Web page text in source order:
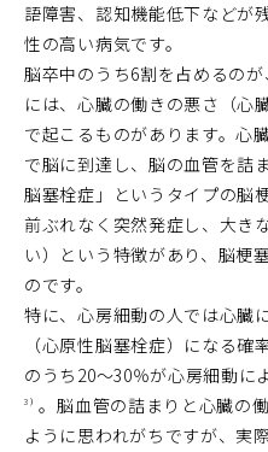
語障害、認知機能低下などが
性の高い病気です。
脳卒中のうち6割を占めるの
には、心臓の働きの悪さ（心
で起こるものがあります。心
で脳に到達し、脳の血管を詰
脳塞栓症」というタイプの脳
前ぶれなく突然発症し、大き
い）という特徴があり、脳梗
のです。
特に、心房細動の人では心臓
（心原性脳塞栓症）になる確
のうち20〜30％が心房細動に
3） 。脳血管の詰まりと心臓の
ように思われがちですが、実